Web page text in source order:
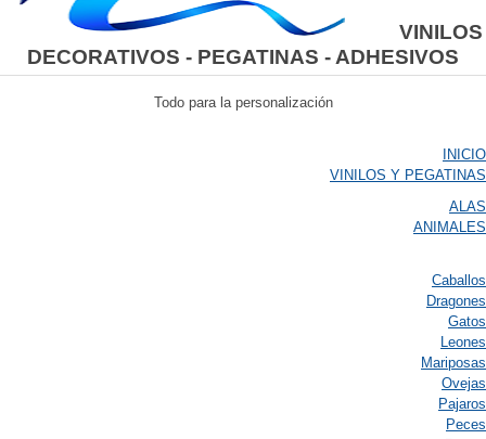
VINILOS
DECORATIVOS - PEGATINAS - ADHESIVOS
Todo para la personalización
INICIO
VINILOS Y PEGATINAS
ALAS
ANIMALES
Caballos
Dragones
Gatos
Leones
Mariposas
Ovejas
Pajaros
Peces